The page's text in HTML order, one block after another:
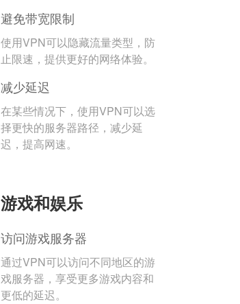
避免带宽限制
使用VPN可以隐藏流量类型，防
止限速，提供更好的网络体验。
减少延迟
在某些情况下，使用VPN可以选
择更快的服务器路径，减少延
迟，提高网速。
游戏和娱乐
访问游戏服务器
通过VPN可以访问不同地区的游
戏服务器，享受更多游戏内容和
更低的延迟。